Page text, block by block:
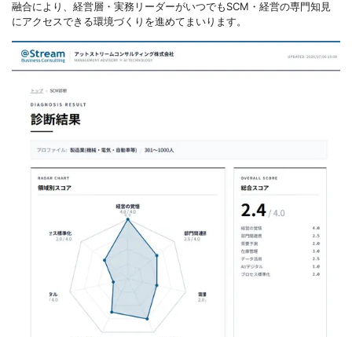
融合により、経営層・実務リーダーがいつでもSCM・経営の専門知見
にアクセスできる環境づくりを進めてまいります。